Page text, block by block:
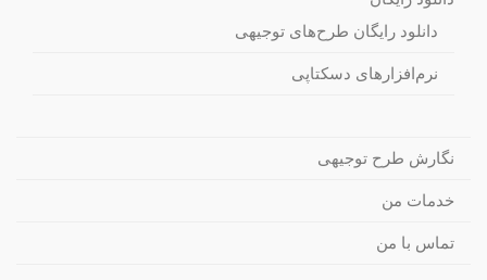
دانلود رایگان طرح‌های توجیهی
نرم‌افزارهای دسکتاپی
نگارش طرح توجیهی
خدمات من
تماس با من